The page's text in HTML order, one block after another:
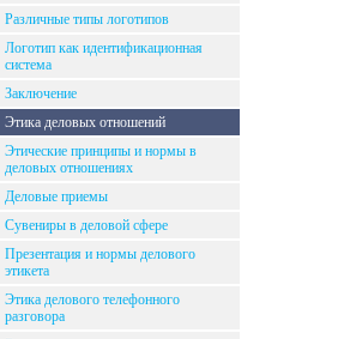
Различные типы логотипов
Логотип как идентификационная
система
Заключение
Этика деловых отношений
Этические принципы и нормы в
деловых отношениях
Деловые приемы
Сувениры в деловой сфере
Презентация и нормы делового
этикета
Этика делового телефонного
разговора